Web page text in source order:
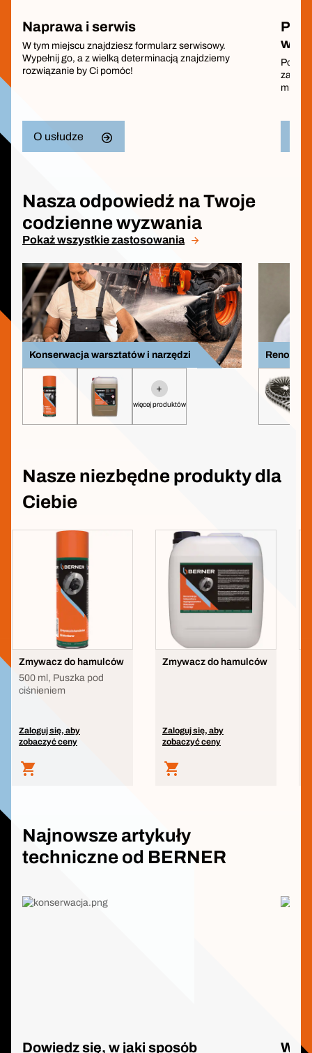
Naprawa i serwis
W tym miejscu znajdziesz formularz serwisowy.
Wypełnij go, a z wielką determinacją znajdziemy
rozwiązanie by Ci pomóc!
O usłudze
Nasza odpowiedź na Twoje
codzienne wyzwania
Pokaż wszystkie zastosowania
Konserwacja warsztatów i narzędzi
+
więcej produktów
Nasze niezbędne produkty dla
Ciebie
Zmywacz do hamulców
500 ml, Puszka pod
ciśnieniem
Zaloguj się, aby
zobaczyć ceny
Zmywacz do hamulców
Zaloguj się, aby
zobaczyć ceny
Najnowsze artykuły
techniczne od BERNER
Dowiedz się, w jaki sposób